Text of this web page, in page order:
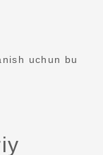
uchun bu